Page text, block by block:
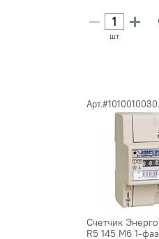
шт
Счетчик
R5 145 М6 1-